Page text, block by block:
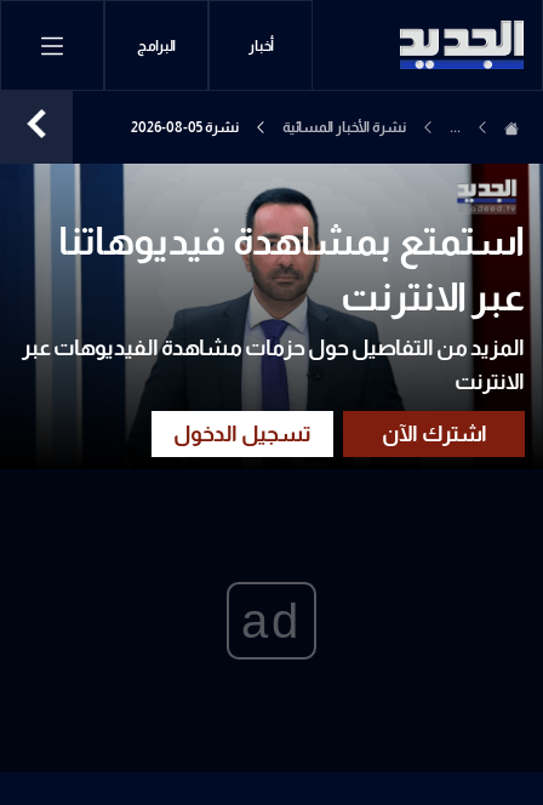
أخبار البرامج
... نشرة الأخبار المسائية نشرة 05-08-2026
استمتع بمشاهدة فيديوهاتنا
عبر الانترنت
المزيد من التفاصيل حول حزمات مشاهدة الفيديوهات عبر
الانترنت
ad